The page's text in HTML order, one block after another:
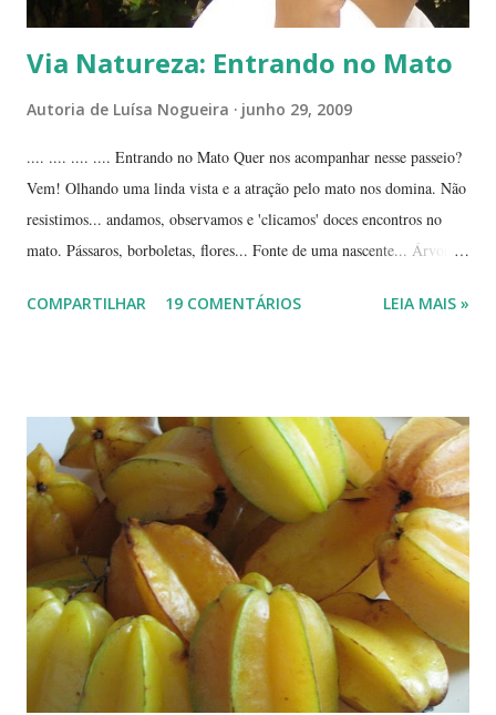
Via Natureza: Entrando no Mato
Autoria de Luísa Nogueira junho 29, 2009
.... .... .... .... Entrando no Mato Quer nos acompanhar nesse passeio?
Vem! Olhando uma linda vista e a atração pelo mato nos domina. Não
resistimos... andamos, observamos e 'clicamos' doces encontros no
mato. Pássaros, borboletas, flores... Fonte de uma nascente... Árvores
e cores... Picão*... Mais flores... Muitas plantas, capim, pedras... Um
de passeios no mato, em pleno cerrado, observando as pequenas coisas
à nossa volta, tão importantes mas às vezes tão esquecidas. Vamos
aproveitar as férias para curtir a natureza? ... ----------------------- ....
A moça que aparece na...
COMPARTILHAR 19 COMENTÁRIOS LEIA MAIS »